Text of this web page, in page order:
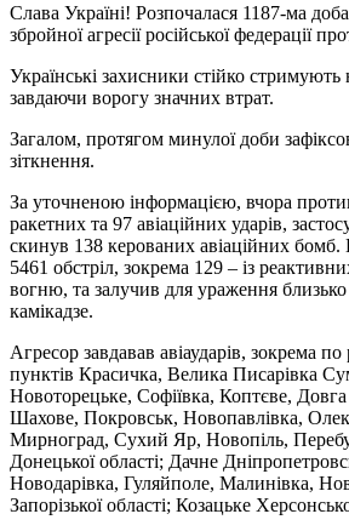
Слава Україні! Розпочалася 1187-ма
збройної агресії російської федерації
Українські захисники стійко стримують
завдаючи ворогу значних втрат.
Загалом, протягом минулої доби
зіткнення.
За уточненою інформацією, вчора
ракетних та 97 авіаційних ударів,
скинув 138 керованих авіаційних бомб.
5461 обстріл, зокрема 129 – із
вогню, та залучив для ураження
камікадзе.
Агресор завдавав авіаударів, зокрема
пунктів Красичка, Велика Писарівка
Новоторецьке, Софіївка, Коптєве,
Шахове, Покровськ, Новопавлівка,
Мирноград, Сухий Яр, Новопіль,
Донецької області; Дачне
Новодарівка, Гуляйполе, Малинівка,
Запорізької області; Козацьке